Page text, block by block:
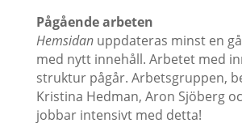
Pågående arbeten
Hemsidan uppdateras minst en
med nytt innehåll. Arbetet med
struktur pågår. Arbetsgruppen,
Kristina Hedman, Aron Sjöberg
jobbar intensivt med detta!